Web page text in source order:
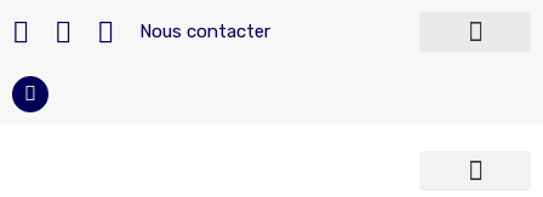
Nous contacter